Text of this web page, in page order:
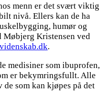
menn er det svært viktig
nivå. Ellers kan de ha
humør og
Kristensen ved
videnskab.dk.
medisiner som ibuprofen,
er bekymringsfullt. Alle
som kan kjøpes på det